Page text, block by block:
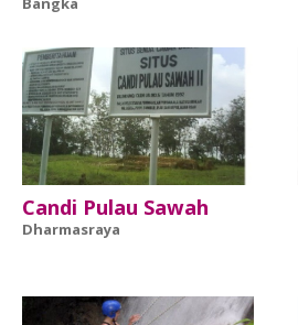
Candi Pulau Sawah
Dharmasraya